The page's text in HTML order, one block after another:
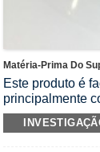
Matéria-Prima Do
Este produto é
principalmente
desempenho de
maior